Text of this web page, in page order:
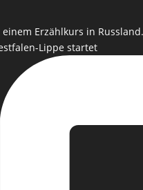
Lippe startet